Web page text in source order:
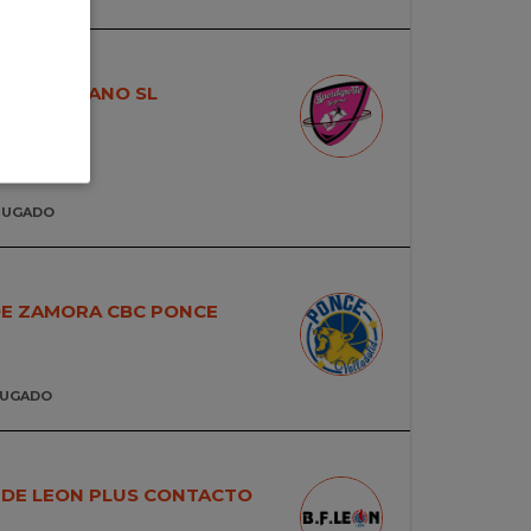
SEGOVIANO SL
ZAMORA CBC PONCE
LEON PLUS CONTACTO